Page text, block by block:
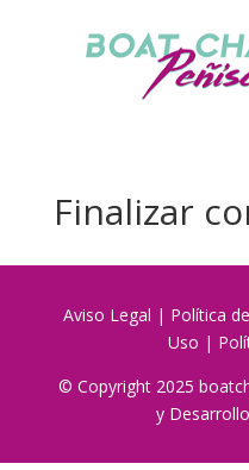
Finalizar
Aviso Legal | Política
Uso |
© Copyright 2025
y